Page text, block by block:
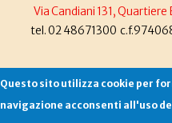
Via Candiani 131, Quartiere
tel. 02 48671300
Questo sito utilizza cookie per
navigazione acconsenti all'uso